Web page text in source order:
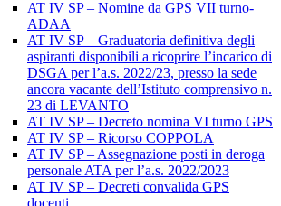
AT IV SP – Nomine da GPS VII turno-
ADAA
AT IV SP – Graduatoria definitiva degli
aspiranti disponibili a ricoprire l’incarico di
DSGA per l’a.s. 2022/23, presso la sede
ancora vacante dell’Istituto comprensivo n.
23 di LEVANTO
AT IV SP – Decreto nomina VI turno GPS
AT IV SP – Ricorso COPPOLA
AT IV SP – Assegnazione posti in deroga
personale ATA per l’a.s. 2022/2023
AT IV SP – Decreti convalida GPS